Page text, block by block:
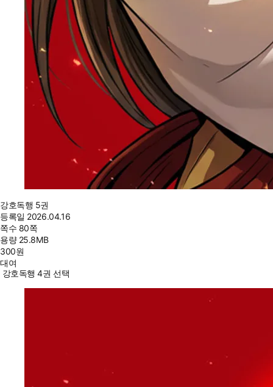
강호독행 5권
등록일 2026.04.16
쪽수 80쪽
용량 25.8MB
300원
대여
강호독행 4권 선택